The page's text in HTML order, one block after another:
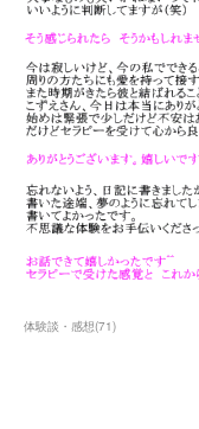
体験談・感想(71)